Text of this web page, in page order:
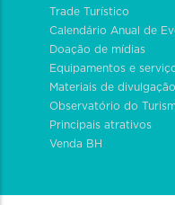
Trade Turístico
Calendário Anual de
Doação de mídias
Equipamentos e
Materiais de divulgação
Observatório do
Principais atrativos
Venda BH